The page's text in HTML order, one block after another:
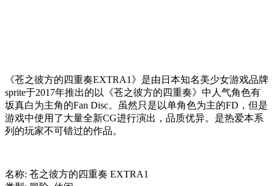
《苍之彼方的四重奏EXTRA1》是由日本知名美少女游戏品牌
sprite于2017年推出的以《苍之彼方的四重奏》中人气角色有
坂真白为主角的Fan Disc。虽然只是以单角色为主的FD，但是
游戏中使用了大量全新CG进行演出，品质优异。是热爱本系
列的玩家不可错过的作品。
名称: 苍之彼方的四重奏 EXTRA1